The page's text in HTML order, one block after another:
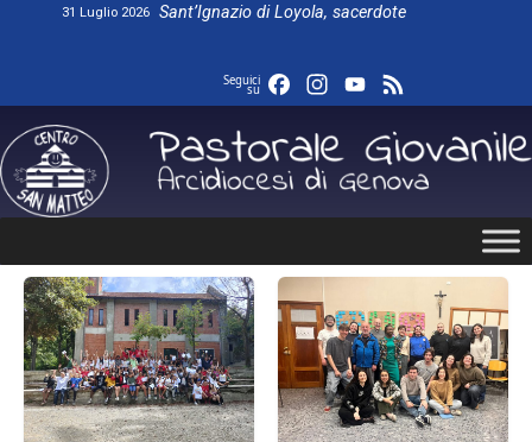
31 Luglio 2026 Sant’Ignazio di Loyola, sacerdote
Seguici
su FacebookInstagram
YouTube